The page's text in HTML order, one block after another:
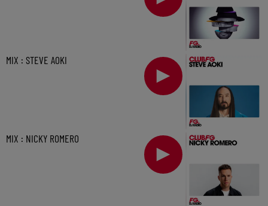
MIX : STEVE AOKI
MIX : NICKY ROMERO